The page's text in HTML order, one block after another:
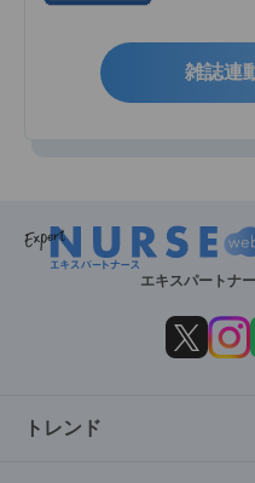
雑誌連
エキスパートナ
トレンド